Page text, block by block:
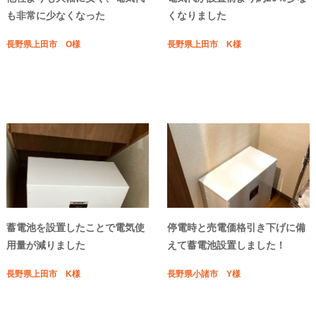
も非常に少なくなった
長野県上田市 O様
くなりました
長野県上田市 K様
蓄電池を設置したことで電気使
用量が減りました
長野県上田市 K様
停電時と売電価格引き下げに備
えて蓄電池設置しました！
長野県小諸市 Y様